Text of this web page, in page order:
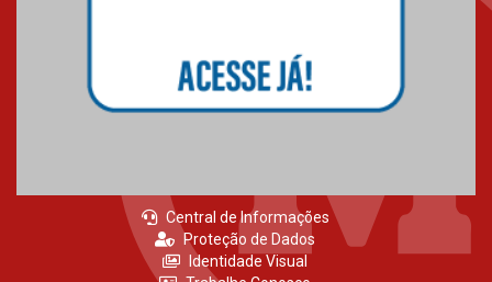
Central de Informações
Proteção de Dados
Identidade Visual